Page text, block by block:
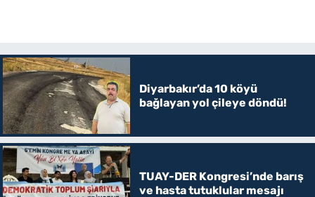
Diyarbakır’da 10 köyü
bağlayan yol çileye döndü!
TUAY-DER Kongresi’nde barış
ve hasta tutuklular mesajı